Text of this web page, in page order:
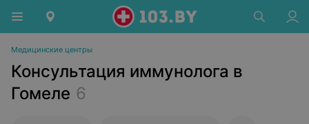
Медицинские центры
Консультация иммунолога в
Гомеле 6